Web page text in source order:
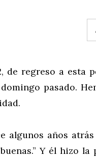
de regreso a esta
pasado.
algunos años
Y él hizo la